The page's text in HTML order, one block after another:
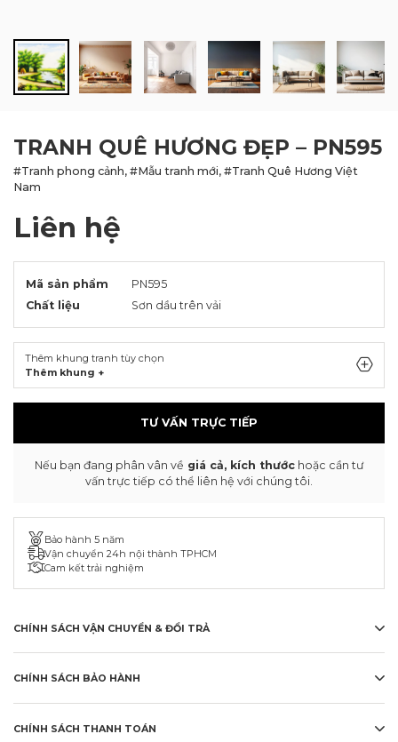
TRANH QUÊ HƯƠNG ĐẸP – PN595
#Tranh phong cảnh, #Mẫu tranh mới, #Tranh Quê Hương Việt
Nam
Liên hệ
Mã sản phẩm
PN595
Chất liệu
Sơn dầu trên vải
Thêm khung tranh tùy chọn
Thêm khung +
TƯ VẤN TRỰC TIẾP
Nếu bạn đang phân vân về giá cả, kích thước hoặc cần tư
vấn trực tiếp có thể liên hệ với chúng tôi.
Bảo hành 5 năm
Vận chuyển 24h nội thành TPHCM
Cam kết trải nghiệm
CHÍNH SÁCH VẬN CHUYỂN & ĐỔI TRẢ
CHÍNH SÁCH BẢO HÀNH
CHÍNH SÁCH THANH TOÁN